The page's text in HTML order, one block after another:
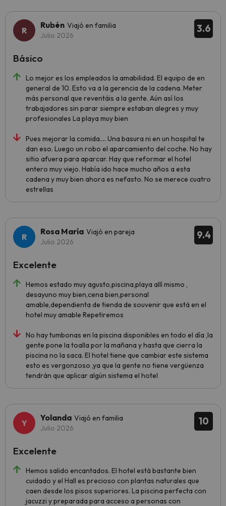
3.6
Rubén Viajó en familia
Julio 2026
Lo mejor es los empleados la amabilidad. El equipo de en
general de 10. Esto va a la gerencia de la cadena. Meter
más personal que reventáis a la gente. Aún así los
trabajadores sin parar siempre estaban alegres y muy
profesionales La playa muy bien
Pues mejorar la comida…. Una basura ni en un hospital te
dan eso. Luego un robo el aparcamiento del coche. No hay
sitio afuera para aparcar. Hay que reformar el hotel
entero muy viejo. Había ido hace mucho años a esta
cadena y muy bien ahora es nefasto. No se merece cuatro
estrellas
Básico
9.4
Rosa María Viajó en pareja
Julio 2026
Hemos estado muy agusto,piscina,playa allí mismo ,
desayuno muy bien,cena bien,personal
amable,dependienta de tienda de souvenir que está en el
hotel muy amable Repetiremos
No hay tumbonas en la piscina disponibles en todo el día ,la
gente pone la toalla por la mañana y hasta que cierra la
piscina no la saca. El hotel tiene que cambiar este sistema
esto es vergonzoso ,ya que la gente no tiene vergüenza
tendrán que aplicar algún sistema el hotel
Excelente
10
Yolanda Viajó en familia
Julio 2026
Hemos salido encantados. El hotel está bastante bien
cuidado y el Hall es precioso con plantas naturales que
caen desde los pisos superiores. La piscina perfecta con
jacuzzi y preparada para acceso a personas con
Excelente